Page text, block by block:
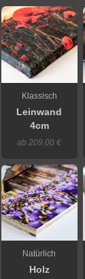
Klassisch
Leinwand
4cm
ab 209,00 €
Natürlich
Holz